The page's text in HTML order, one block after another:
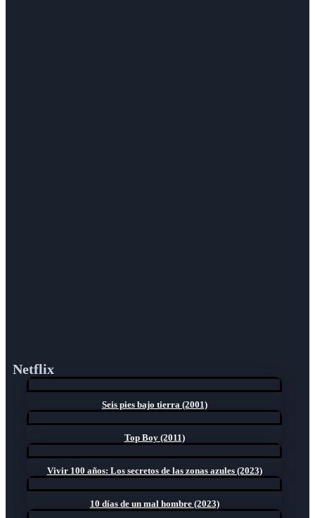
Netflix
Seis pies bajo tierra (2001)
Top Boy (2011)
Vivir 100 años: Los secretos de las zonas azules (2023)
10 días de un mal hombre (2023)